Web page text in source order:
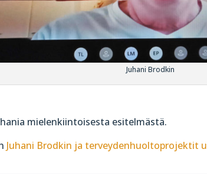
Juhani Brodkin
mielenkiintoisesta esitelmästä.
Juhani Brodkin ja terveydenhuoltoprojektit